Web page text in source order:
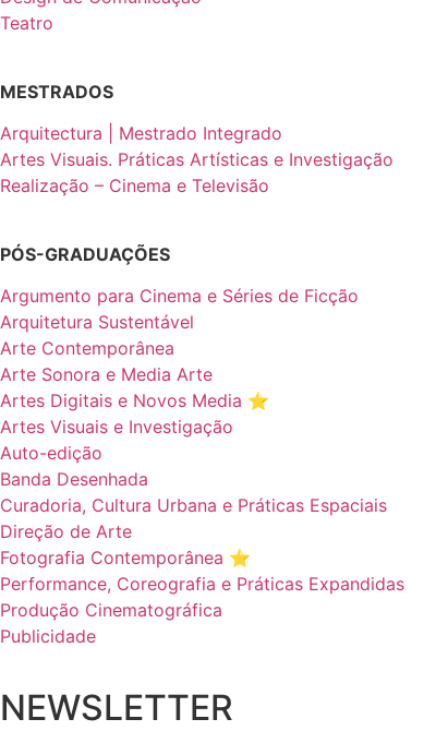
Teatro
MESTRADOS
Arquitectura | Mestrado Integrado
Artes Visuais. Práticas Artísticas e Investigação
Realização – Cinema e Televisão
PÓS-GRADUAÇÕES
Argumento para Cinema e Séries de Ficção
Arquitetura Sustentável
Arte Contemporânea
Arte Sonora e Media Arte
Artes Digitais e Novos Media ⭐️
Artes Visuais e Investigação
Auto-edição
Banda Desenhada
Curadoria, Cultura Urbana e Práticas Espaciais
Direção de Arte
Fotografia Contemporânea ⭐️
Performance, Coreografia e Práticas Expandidas
Produção Cinematográfica
Publicidade
NEWSLETTER